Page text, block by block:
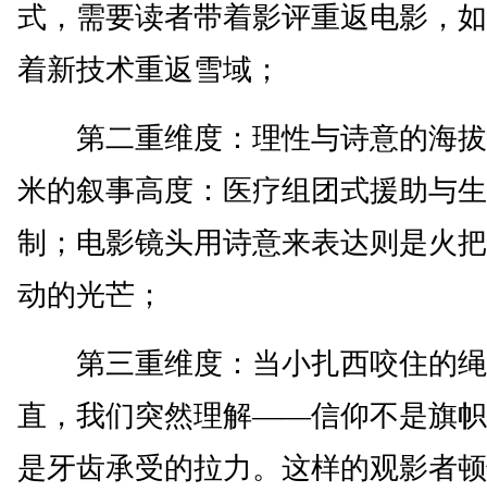
式，需要读者带着影评重返电影，
着新技术重返雪域；
第二重维度：理性与诗意的海拔
米的叙事高度：医疗组团式援助与
制；电影镜头用诗意来表达则是火
动的光芒；
第三重维度：当小扎西咬住的绳
直，我们突然理解——信仰不是旗
是牙齿承受的拉力。这样的观影者